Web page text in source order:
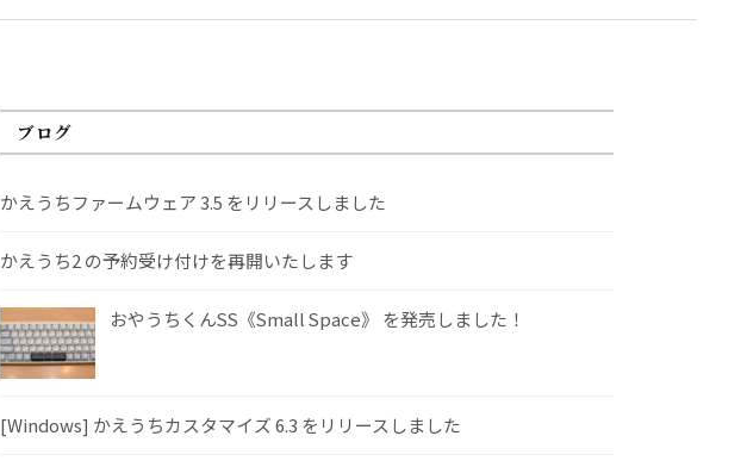
ブログ
かえうちファームウェア 3.5 をリリースしました
かえうち2 の予約受け付けを再開いたします
おやうちくんSS《Small Space》 を発売しました！
[Windows] かえうちカスタマイズ 6.3 をリリースしました